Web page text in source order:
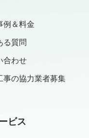
例＆料金
る質問
合わせ
事の協力業者募集
ビス